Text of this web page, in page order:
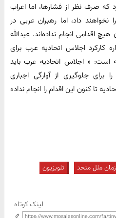
که صرف نظر از فشارها، اما اعراب
نخواهند داد، اما رهبران عربی در
اقدامی انجام نداده‌اند. عبدالله
کارکرد اجلاس اتحادیه عرب برای
« اجلاس اتحادیه عرب باید
برای جلوگیری از آوارگی اجباری
تا کنون این اقدام را انجام نداده
ملل متحد
تلویزیون
لینک کوتاه